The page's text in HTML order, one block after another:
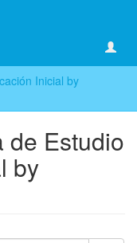
Inicial by
de Estudio
by